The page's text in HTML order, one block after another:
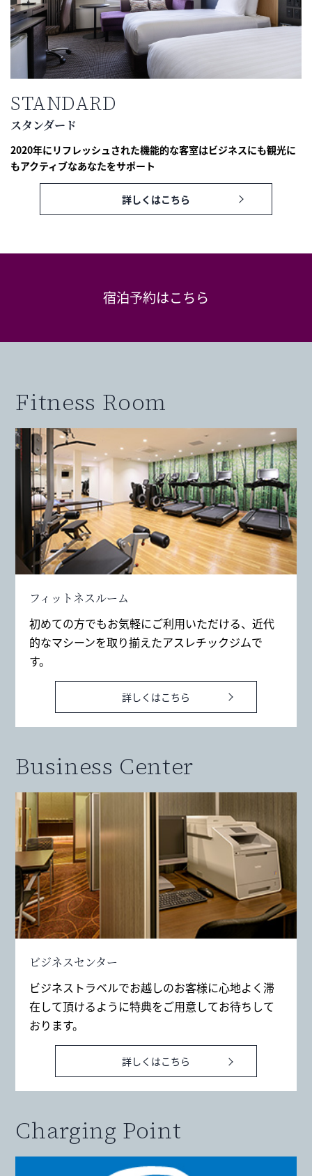
STANDARD
スタンダード
2020年にリフレッシュされた機能的な客室はビジネスにも観光に
もアクティブなあなたをサポート
詳しくはこちら
宿泊予約はこちら
Fitness Room
フィットネスルーム
初めての方でもお気軽にご利用いただける、近代
的なマシーンを取り揃えたアスレチックジムで
す。
詳しくはこちら
Business Center
ビジネスセンター
ビジネストラベルでお越しのお客様に心地よく滞
在して頂けるように特典をご用意してお待ちして
おります。
詳しくはこちら
Charging Point